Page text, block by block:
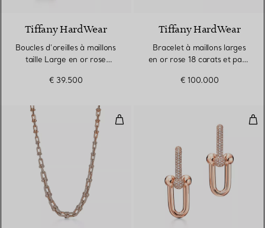
Tiffany HardWear
Boucles d’oreilles à maillons
taille Large en or rose
diamants
€ 39.500
Tiffany HardWear
Bracelet à maillons larges
en or rose 18 carats et pavé
€ 100.000
Sautoir à maillons en or rose 18
3 Matériaux